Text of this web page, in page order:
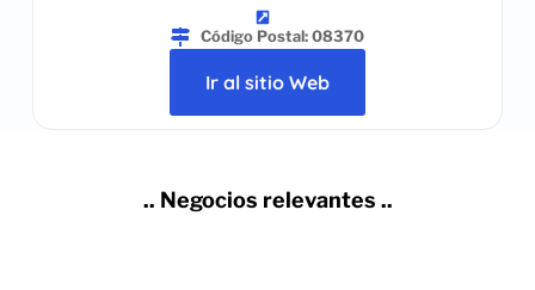
Código Postal: 08370
Ir al sitio Web
.. Negocios relevantes ..